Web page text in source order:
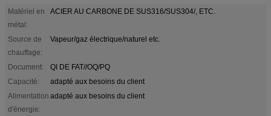
Matériel en
métal:
ACIER AU CARBONE DE SUS316/SUS304/, ETC.
Source de
chauffage:
Vapeur/gaz électrique/naturel etc.
Document:
QI DE FAT//OQ/PQ
Capacité:
adapté aux besoins du client
Alimentation
d'énergie:
adapté aux besoins du client